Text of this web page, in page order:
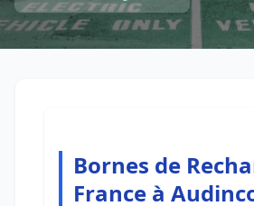
Bornes de
France à